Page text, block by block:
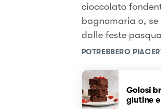
cioccolato
bagnomaria o,
dalle feste
POTREBBERO
Golosi
glutine